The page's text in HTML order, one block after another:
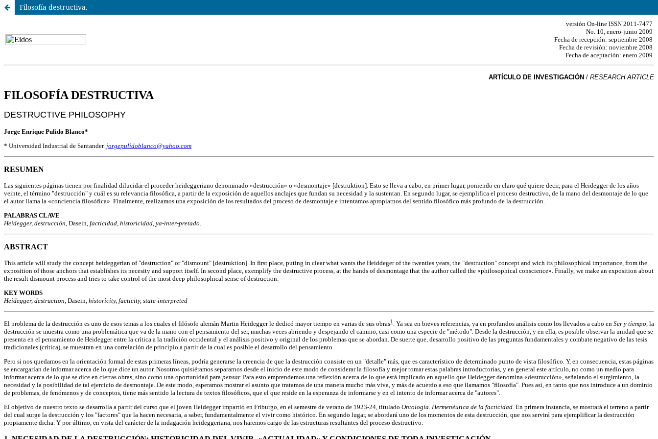
Filosofía destructiva.